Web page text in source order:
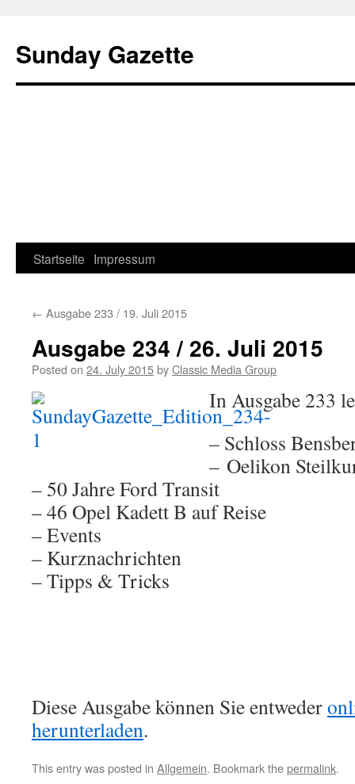
Sunday Gazette
Skip
content
Startseite Impressum
← Ausgabe 233 / 19. Juli 2015
Ausgabe 234 / 26. Juli 2015
Posted on 24. July 2015byClassic Media Group
In Ausgabe 233
– Schloss
– Oelikon
– 50 Jahre Ford Transit
– 46 Opel Kadett B auf Reise
– Events
– Kurznachrichten
– Tipps & Tricks
Diese Ausgabe können Sie entweder
herunterladen.
This entry was posted in Allgemein. Bookmark thepermalink.